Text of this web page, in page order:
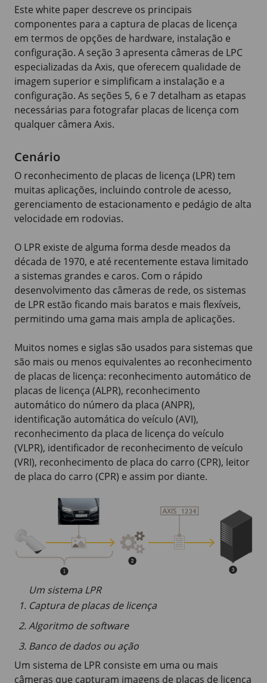
Este white paper descreve os principais
componentes para a captura de placas de licença
em termos de opções de hardware, instalação e
configuração. A seção 3 apresenta câmeras de LPC
especializadas da Axis, que oferecem qualidade de
imagem superior e simplificam a instalação e a
configuração. As seções 5, 6 e 7 detalham as etapas
necessárias para fotografar placas de licença com
qualquer câmera Axis.
Cenário
O reconhecimento de placas de licença (LPR) tem
muitas aplicações, incluindo controle de acesso,
gerenciamento de estacionamento e pedágio de alta
velocidade em rodovias.
O LPR existe de alguma forma desde meados da
década de 1970, e até recentemente estava limitado
a sistemas grandes e caros. Com o rápido
desenvolvimento das câmeras de rede, os sistemas
de LPR estão ficando mais baratos e mais flexíveis,
permitindo uma gama mais ampla de aplicações.
Muitos nomes e siglas são usados para sistemas que
são mais ou menos equivalentes ao reconhecimento
de placas de licença: reconhecimento automático de
placas de licença (ALPR), reconhecimento
automático do número da placa (ANPR),
identificação automática do veículo (AVI),
reconhecimento da placa de licença do veículo
(VLPR), identificador de reconhecimento de veículo
(VRI), reconhecimento de placa do carro (CPR), leitor
de placa do carro (CPR) e assim por diante.
Um sistema LPR
Captura de placas de licença
Algoritmo de software
Banco de dados ou ação
Um sistema de LPR consiste em uma ou mais
câmeras que capturam imagens de placas de licença